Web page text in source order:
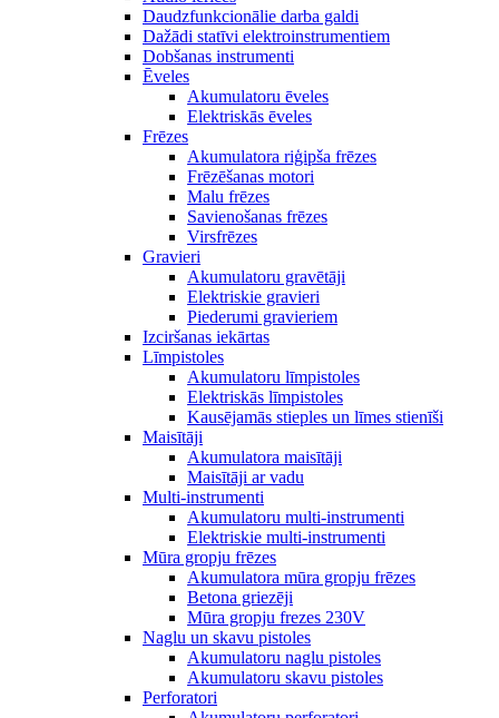
Daudzfunkcionālie darba galdi
Dažādi statīvi elektroinstrumentiem
Dobšanas instrumenti
Ēveles
Akumulatoru ēveles
Elektriskās ēveles
Frēzes
Akumulatora riģipša frēzes
Frēzēšanas motori
Malu frēzes
Savienošanas frēzes
Virsfrēzes
Gravieri
Akumulatoru gravētāji
Elektriskie gravieri
Piederumi gravieriem
Izciršanas iekārtas
Līmpistoles
Akumulatoru līmpistoles
Elektriskās līmpistoles
Kausējamās stieples un līmes stienīši
Maisītāji
Akumulatora maisītāji
Maisītāji ar vadu
Multi-instrumenti
Akumulatoru multi-instrumenti
Elektriskie multi-instrumenti
Mūra gropju frēzes
Akumulatora mūra gropju frēzes
Betona griezēji
Mūra gropju frezes 230V
Naglu un skavu pistoles
Akumulatoru naglu pistoles
Akumulatoru skavu pistoles
Perforatori